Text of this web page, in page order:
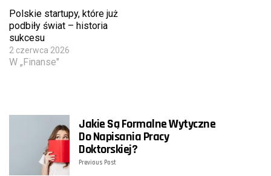
Polskie startupy, które już
podbiły świat – historia
sukcesu
2 czerwca 2026
W „Finanse"
Jakie Są Formalne Wytyczne
Do Napisania Pracy
Doktorskiej?
Previous Post